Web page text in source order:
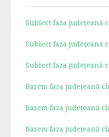
Subiect faza județeană
Subiect faza județeană
Subiect faza județeană
Barem faza județeană
Barem faza județeană
Barem faza județeană